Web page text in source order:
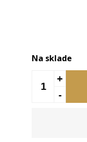
Na sklade
+
-